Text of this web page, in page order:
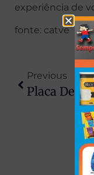
experiência de
fonte: catve
Previous